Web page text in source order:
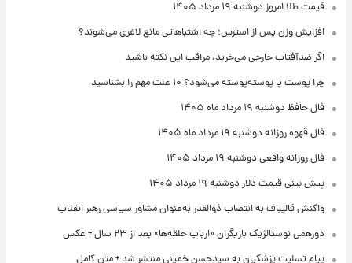
قیمت طلا امروز دوشنبه ۱۹ مرداد ۱۴۰۵
افزایش وزن پس از استرس؛ چه اشتباهاتی مانع لاغری می‌شوند؟
اگر ضدآفتاب خارجی می‌خرید، مراقب این نکته باشید
چرا پوست پا پوسته‌پوسته می‌شود؟ ۱۰ علت مهم را بشناسید
فال حافظ دوشنبه ۱۹ مرداد ماه ۱۴۰۵
فال قهوه روزانه دوشنبه ۱۹ مرداد ماه ۱۴۰۵
فال روزانه واقعی دوشنبه ۱۹ مرداد ۱۴۰۵
پیش‌ بینی قیمت دلار دوشنبه ۱۹ مرداد ۱۴۰۵
واکنش قالیباف به انتصاب ذوالقدر به‌عنوان مشاور سیاسی رهبر انقلاب
دورهمی نوستالژیک بازیگران «ارباب حلقه‌ها» بعد از ۲۳ سال + عکس
پیام تسلیت پزشکیان به سیدحسن خمینی منتشر شد + متن کامل